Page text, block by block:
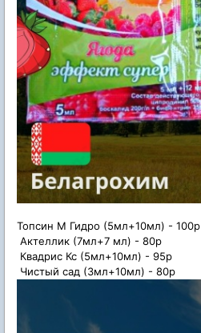
Топсин М Гидро (5мл+10мл) - 100р
Актеллик (7мл+7 мл) - 80р
Квадрис Кс (5мл+10мл) - 95р
Чистый сад (3мл+10мл) - 80р